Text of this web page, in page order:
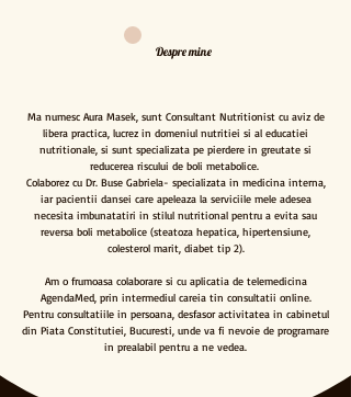
Despre mine
Ma numesc Aura Masek, sunt Consultant Nutritionist cu aviz de
libera practica, lucrez in domeniul nutritiei si al educatiei
nutritionale, si sunt specializata pe pierdere in greutate si
reducerea riscului de boli metabolice.
Colaborez cu Dr. Buse Gabriela- specializata in medicina interna,
iar pacientii dansei care apeleaza la serviciile mele adesea
necesita imbunatatiri in stilul nutritional pentru a evita sau
reversa boli metabolice (steatoza hepatica, hipertensiune,
colesterol marit, diabet tip 2).
Am o frumoasa colaborare si cu aplicatia de telemedicina
AgendaMed, prin intermediul careia tin consultatii online.​
Pentru consultatiile in persoana, desfasor activitatea in cabinetul
din Piata Constitutiei, Bucuresti, unde va fi nevoie de programare
in prealabil pentru a ne vedea.